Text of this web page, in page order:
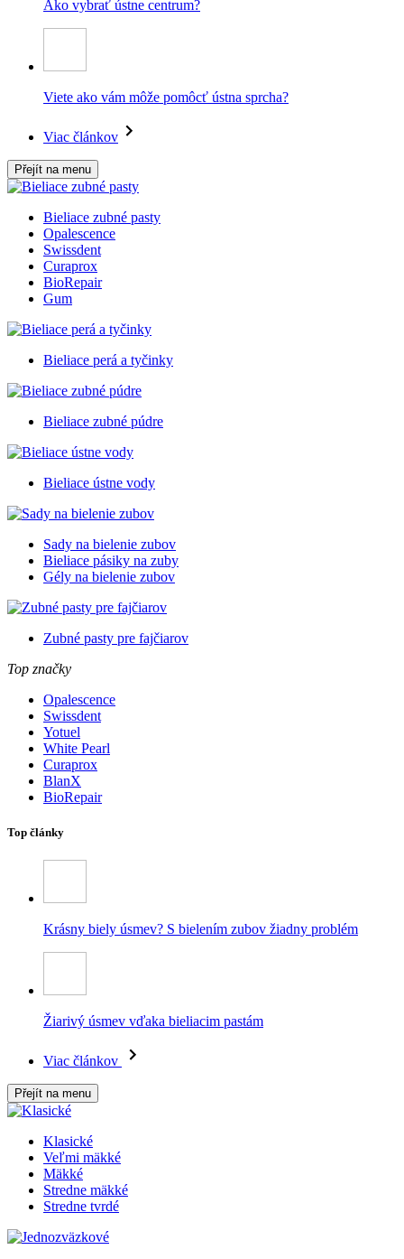
Ako vybrať ústne centrum?
Viete ako vám môže pomôcť ústna sprcha?
Viac článkov
Přejít na menu
Bieliace zubné pasty
Opalescence
Swissdent
Curaprox
BioRepair
Gum
Bieliace perá a tyčinky
Bieliace zubné púdre
Bieliace ústne vody
Sady na bielenie zubov
Bieliace pásiky na zuby
Gély na bielenie zubov
Zubné pasty pre fajčiarov
Top značky
Opalescence
Swissdent
Yotuel
White Pearl
Curaprox
BlanX
BioRepair
Top články
Krásny biely úsmev? S bielením zubov žiadny problém
Žiarivý úsmev vďaka bieliacim pastám
Viac článkov
Přejít na menu
Klasické
Veľmi mäkké
Mäkké
Stredne mäkké
Stredne tvrdé